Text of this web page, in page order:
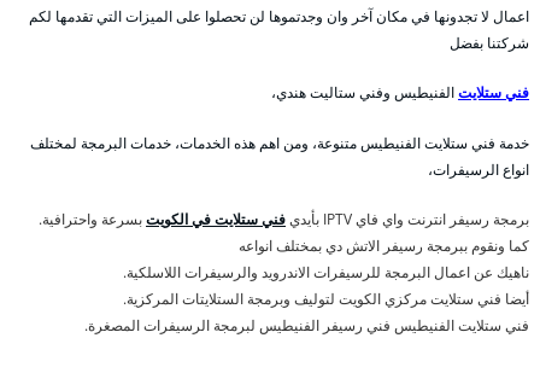
اعمال لا تجدونها في مكان آخر وان وجدتموها لن تحصلوا على الميزات التي تقدمها لكم
شركتنا بفضل
فني ستلايتالفنيطيس وفني ستاليت هندي،
خدمة فني ستلايت الفنيطيس متنوعة، ومن اهم هذه الخدمات، خدمات البرمجة لمختلف
انواع الرسيفرات،
برمجة رسيفر انترنت واي فاي IPTV بأيدي فني ستلايت في الكويتبسرعة واحترافية.
كما ونقوم ببرمجة رسيفر الاتش دي بمختلف انواعه
ناهيك عن اعمال البرمجة للرسيفرات الاندرويد والرسيفرات اللاسلكية.
أيضا فني ستلايت مركزي الكويت لتوليف وبرمجة الستلايتات المركزية.
فني ستلايت الفنيطيس فني رسيفر الفنيطيس لبرمجة الرسيفرات المصغرة.